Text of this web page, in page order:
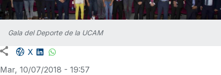
Gala del Deporte de la UCAM
Facebook share
X LinkedIn
Mar, 10/07/2018 - 19:57